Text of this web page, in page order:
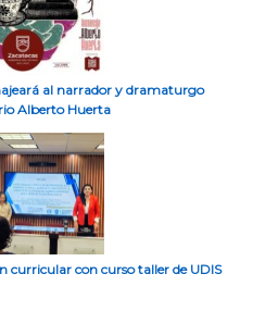
al narrador y dramaturgo
Alberto Huerta
curricular con curso taller de UDIS